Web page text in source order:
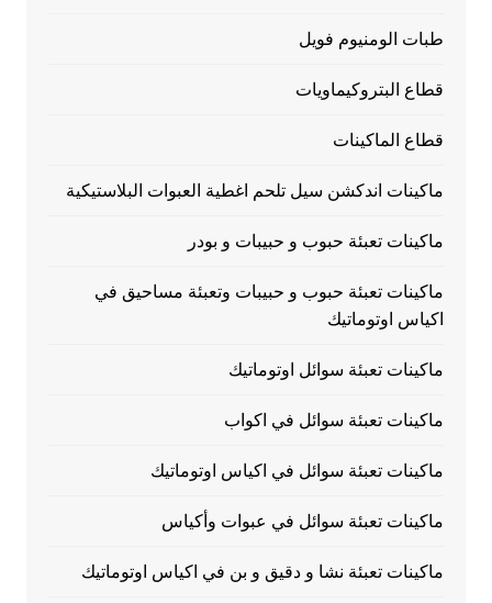
طبات الومنيوم فويل
قطاع البتروكيماويات
قطاع الماكينات
ماكينات اندكشن سيل تلحم اغطية العبوات البلاستيكية
ماكينات تعبئة حبوب و حبيبات و بودر
ماكينات تعبئة حبوب و حبيبات وتعبئة مساحيق في
اكياس اوتوماتيك
ماكينات تعبئة سوائل اوتوماتيك
ماكينات تعبئة سوائل في اكواب
ماكينات تعبئة سوائل في اكياس اوتوماتيك
ماكينات تعبئة سوائل في عبوات وأكياس
ماكينات تعبئة نشا و دقيق و بن في اكياس اوتوماتيك